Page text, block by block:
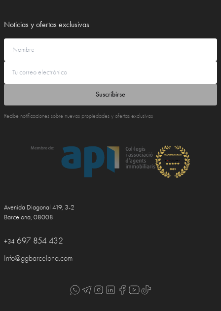
Noticias y ofertas exclusivas
Suscribirse
Recibe notificaciones sobre nuevas propiedades y ofertas exclusivas
Avenida Diagonal 419, 3-2
Barcelona, 08008
+34 697 854 432
Info@ggbarcelona.com